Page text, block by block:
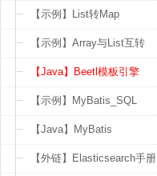
【示例】List转Map
【示例】Array与List互转
【Java】Beetl模板引擎
【示例】MyBatis_SQL
【Java】MyBatis
【外链】Elasticsearch手册